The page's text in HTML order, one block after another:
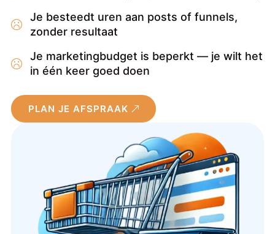
Je besteedt uren aan posts of funnels,
zonder resultaat
Je marketingbudget is beperkt — je wilt het
in één keer goed doen
PLAN JE AFSPRAAK